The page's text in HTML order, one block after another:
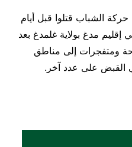
67 مقاتلا من حركة الشباب قتلوا قبل أيام
مدغ بولاية غلمدغ بعد
ومتفجرات إلى مناطق
القبض على عدد آخر.